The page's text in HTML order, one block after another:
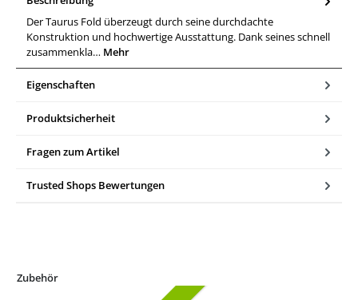
Der Taurus Fold überzeugt durch seine durchdachte
Konstruktion und hochwertige Ausstattung. Dank seines schnell
zusammenkla… Mehr
Eigenschaften
Produktsicherheit
Fragen zum Artikel
Trusted Shops Bewertungen
Zubehör